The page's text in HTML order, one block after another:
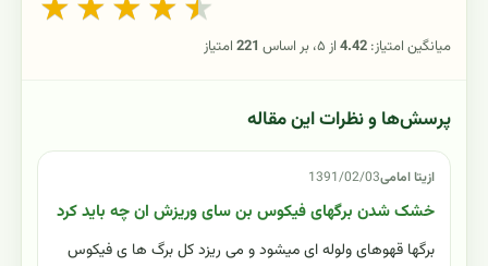
★ ★ ★ ★ ★
میانگین امتیاز: 4.42از ۵، بر اساس 221امتیاز
پرسش‌ها و نظرات این مقاله
ازیتا امامی1391/02/03
خشک شدن برگهای فیکوس بن سای وریزش ان چه باید کرد
برگها قهوهای ولوله ای میشود و می ریزد کل برگ ها ی فیکوس